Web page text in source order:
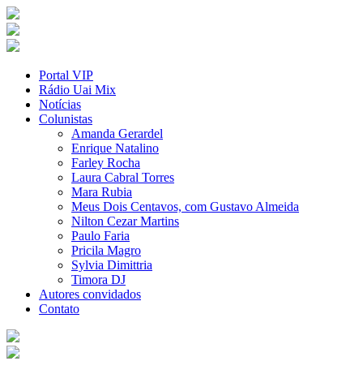
Portal VIP
Rádio Uai Mix
Notícias
Colunistas
Amanda Gerardel
Enrique Natalino
Farley Rocha
Laura Cabral Torres
Mara Rubia
Meus Dois Centavos, com Gustavo Almeida
Nilton Cezar Martins
Paulo Faria
Pricila Magro
Sylvia Dimittria
Timora DJ
Autores convidados
Contato